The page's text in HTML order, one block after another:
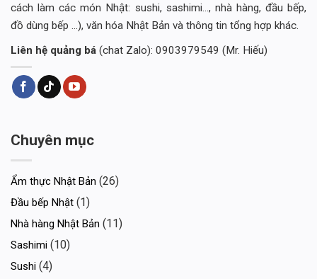
cách làm các món Nhật: sushi, sashimi..., nhà hàng, đầu bếp,
đồ dùng bếp ...), văn hóa Nhật Bản và thông tin tổng hợp khác.
Liên hệ quảng bá (chat Zalo): 0903979549 (Mr. Hiếu)
Chuyên mục
Ẩm thực Nhật Bản (26)
Đầu bếp Nhật (1)
Nhà hàng Nhật Bản (11)
Sashimi (10)
Sushi (4)